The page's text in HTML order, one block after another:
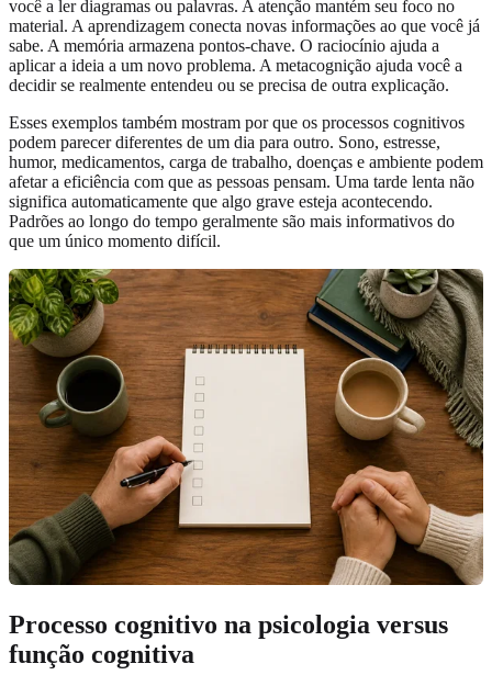
você a ler diagramas ou palavras. A atenção mantém seu foco no
material. A aprendizagem conecta novas informações ao que você já
sabe. A memória armazena pontos-chave. O raciocínio ajuda a
aplicar a ideia a um novo problema. A metacognição ajuda você a
decidir se realmente entendeu ou se precisa de outra explicação.
Esses exemplos também mostram por que os processos cognitivos
podem parecer diferentes de um dia para outro. Sono, estresse,
humor, medicamentos, carga de trabalho, doenças e ambiente podem
afetar a eficiência com que as pessoas pensam. Uma tarde lenta não
significa automaticamente que algo grave esteja acontecendo.
Padrões ao longo do tempo geralmente são mais informativos do
que um único momento difícil.
Processo cognitivo na psicologia versus
função cognitiva